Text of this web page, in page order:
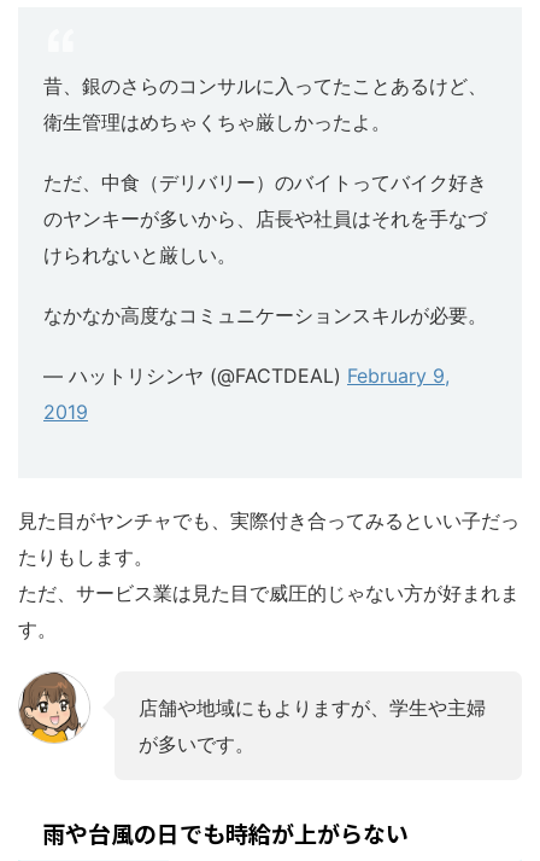
昔、銀のさらのコンサルに入ってたことあるけど、
衛生管理はめちゃくちゃ厳しかったよ。
ただ、中食（デリバリー）のバイトってバイク好き
のヤンキーが多いから、店長や社員はそれを手なづ
けられないと厳しい。
なかなか高度なコミュニケーションスキルが必要。
— ハットリシンヤ (@FACTDEAL) February 9,
2019
見た目がヤンチャでも、実際付き合ってみるといい子だっ
たりもします。
ただ、サービス業は見た目で威圧的じゃない方が好まれま
す。
店舗や地域にもよりますが、学生や主婦
が多いです。
雨や台風の日でも時給が上がらない